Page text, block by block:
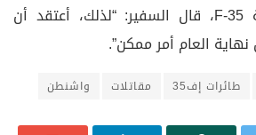
وفيما يتعلق بمسألة F-35، قال السفير: “لذلك، أعتقد أن
العام أمر ممكن”.
طائرات إف35 مقاتلات واشنطن